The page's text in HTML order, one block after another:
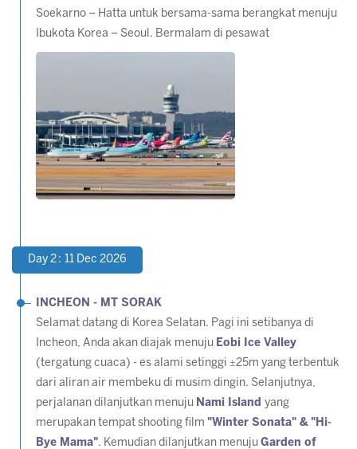
Soekarno – Hatta untuk bersama-sama berangkat menuju
Ibukota Korea – Seoul. Bermalam di pesawat
Day 2 : 11 Dec 2026
INCHEON - MT SORAK
Selamat datang di Korea Selatan. Pagi ini setibanya di
Incheon, Anda akan diajak menuju Eobi Ice Valley
(tergatung cuaca) - es alami setinggi ±25m yang terbentuk
dari aliran air membeku di musim dingin. Selanjutnya,
perjalanan dilanjutkan menuju Nami Island yang
merupakan tempat shooting film "Winter Sonata" & "Hi-
Bye Mama". Kemudian dilanjutkan menuju Garden of